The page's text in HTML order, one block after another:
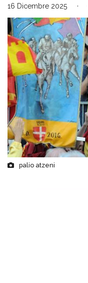
16 Dicembre 2025
palio atzeni